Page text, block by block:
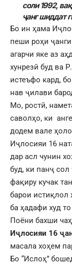
соли 1992,
ҷанг шиддат
Бо ин ҳама
пеши роҳи
агарчи яке аз
хунрезӣ буд ва
истеъфо кард,
нав ҷилави
Мо, ростӣ,
саволҳо, ки
додем вале
Иҷлосияи 16
дар асл чунин
буд, ки панҷ
фақиру кучак
барои истиқлол
ба ҳадафи худ
Поёни бахши
Иҷлосияи 16
масала хоҳем
Бо “Ислоҳ”